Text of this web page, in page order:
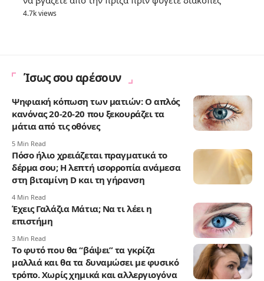
4.7k views
Ίσως σου αρέσουν
Ψηφιακή κόπωση των ματιών: Ο απλός
κανόνας 20-20-20 που ξεκουράζει τα
μάτια από τις οθόνες
5 Min Read
Πόσο ήλιο χρειάζεται πραγματικά το
δέρμα σου; Η λεπτή ισορροπία ανάμεσα
στη βιταμίνη D και τη γήρανση
4 Min Read
Έχεις Γαλάζια Μάτια; Να τι λέει η
επιστήμη
3 Min Read
Το φυτό που θα “βάψει” τα γκρίζα
μαλλιά και θα τα δυναμώσει με φυσικό
τρόπο. Χωρίς χημικά και αλλεργιογόνα